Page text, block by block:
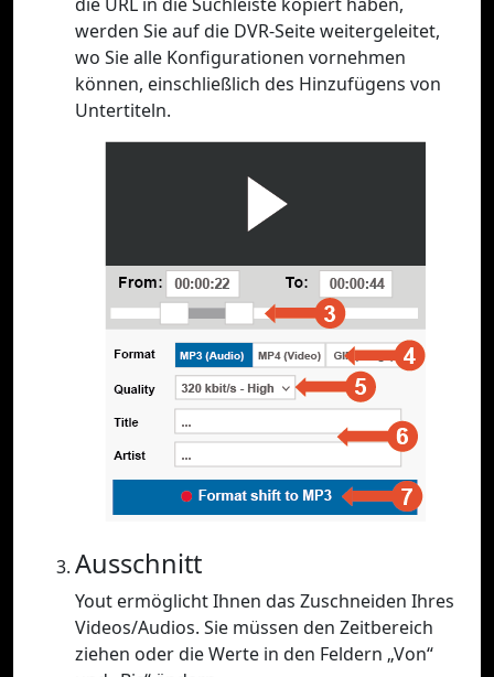
werden Sie auf die DVR-Seite weitergeleitet,
wo Sie alle Konfigurationen vornehmen
können, einschließlich des Hinzufügens von
Untertiteln.
Ausschnitt
Yout ermöglicht Ihnen das Zuschneiden Ihres
Videos/Audios. Sie müssen den Zeitbereich
ziehen oder die Werte in den Feldern „Von“